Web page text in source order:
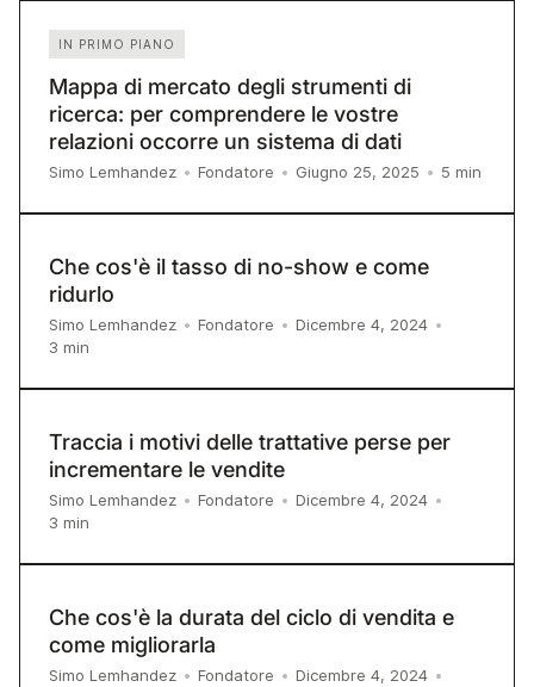
IN PRIMO PIANO
Mappa di mercato degli strumenti di
ricerca: per comprendere le vostre
relazioni occorre un sistema di dati
Simo Lemhandez • Fondatore • Giugno 25, 2025 • 5 min
Che cos'è il tasso di no-show e come
ridurlo
Simo Lemhandez • Fondatore • Dicembre 4, 2024 •
3 min
Traccia i motivi delle trattative perse per
incrementare le vendite
Simo Lemhandez • Fondatore • Dicembre 4, 2024 •
3 min
Che cos'è la durata del ciclo di vendita e
come migliorarla
Simo Lemhandez • Fondatore • Dicembre 4, 2024 •